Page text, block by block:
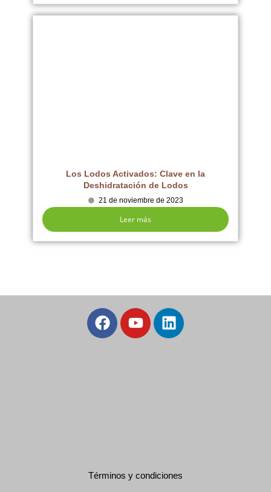
Los Lodos Activados: Clave en la
Deshidratación de Lodos
21 de noviembre de 2023
Leer más
Términos y condiciones